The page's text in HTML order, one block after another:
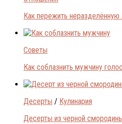
Как пережить
Советы
Как соблазнить мужчину
Десерты / Кулинария
Десерты из черной